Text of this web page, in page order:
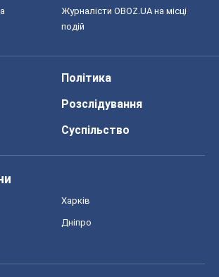
Журналісти OBOZ.UA на місці
подій
Політика
Розслідування
Суспільство
Харків
Дніпро